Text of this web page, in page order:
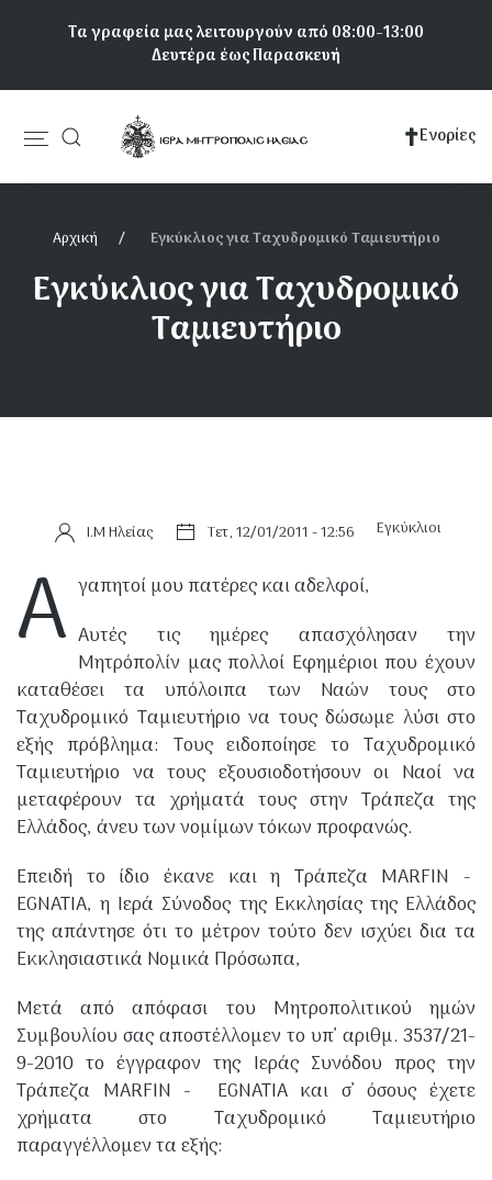
Τα γραφεία μας λειτουργούν από 08:00-13:00
Δευτέρα έως Παρασκευή
Κεντρική
πλοήγηση
Ενορίες
Αρχική Εγκύκλιος για Ταχυδρομικό Ταμιευτήριο
Εγκύκλιος για Ταχυδρομικό
Ταμιευτήριο
Ι.Μ Ηλείας Τετ, 12/01/2011 - 12:56 Εγκύκλιοι
Α γαπητοί μου πατέρες και αδελφοί,
Αυτές τις ημέρες απασχόλησαν την
Μητρόπολίν μας πολλοί Εφημέριοι που έχουν
καταθέσει τα υπόλοιπα των Ναών τους στο
Ταχυδρομικό Ταμιευτήριο να τους δώσωμε λύσι στο
εξής πρόβλημα: Τους ειδοποίησε το Ταχυδρομικό
Ταμιευτήριο να τους εξουσιοδοτήσουν οι Ναοί να
μεταφέρουν τα χρήματά τους στην Τράπεζα της
Ελλάδος, άνευ των νομίμων τόκων προφανώς.
Επειδή το ίδιο έκανε και η Τράπεζα MARFIN -
EGNATIA, η Ιερά Σύνοδος της Εκκλησίας της Ελλάδος
της απάντησε ότι το μέτρον τούτο δεν ισχύει δια τα
Εκκλησιαστικά Νομικά Πρόσωπα,
Μετά από απόφασι του Μητροπολιτικού ημών
Συμβουλίου σας αποστέλλομεν το υπ’ αριθμ. 3537/21-
9-2010 το έγγραφον της Ιεράς Συνόδου προς την
Τράπεζα MARFIN - EGNATIA και σ’ όσους έχετε
χρήματα στο Ταχυδρομικό Ταμιευτήριο
παραγγέλλομεν τα εξής: